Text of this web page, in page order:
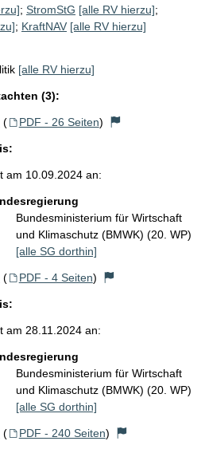
; StromStG [alle RV hierzu];
; KraftNAV [alle RV hierzu]
[alle RV hierzu]
(3):
( PDF - 26 Seiten)
am 10.09.2024 an:
Bundesministerium für Wirtschaft
und Klimaschutz (BMWK) (20. WP)
[alle SG dorthin]
( PDF - 4 Seiten)
am 28.11.2024 an:
Bundesministerium für Wirtschaft
und Klimaschutz (BMWK) (20. WP)
[alle SG dorthin]
( PDF - 240 Seiten)